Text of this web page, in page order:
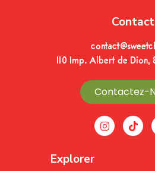
Contact
110 Imp. Albert de Dion,
Contactez-
Explorer